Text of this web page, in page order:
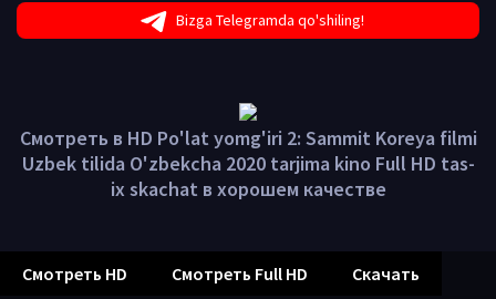
Bizga Telegramda qo'shiling!
Смотреть в HD Po'lat yomg'iri 2: Sammit Koreya filmi
Uzbek tilida O'zbekcha 2020 tarjima kino Full HD tas-
ix skachat в хорошем качестве
Смотреть HD Смотреть Full HD Скачать